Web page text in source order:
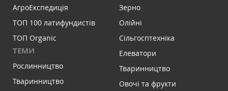
АгроЕкспедиція
ТОП 100 латифундистів
ТОП Organic
ТЕМИ
Рослинництво
Тваринництво
Зерно
Олійні
Сільгосптехніка
Елеватори
Тваринництво
Овочі та фрукти